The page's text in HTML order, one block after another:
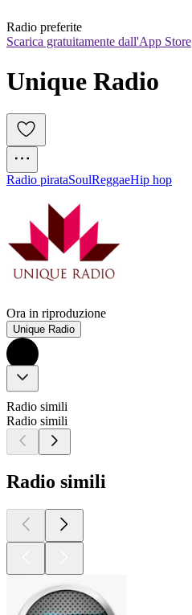
Radio preferite
Scarica gratuitamente dall'App Store
Unique Radio
Radio pirataSoulReggaeHip hop
Ora in riproduzione
Unique Radio
Radio simili
Radio simili
Radio simili